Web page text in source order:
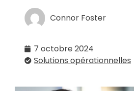
Connor Foster
7 octobre 2024
Solutions opérationnelles